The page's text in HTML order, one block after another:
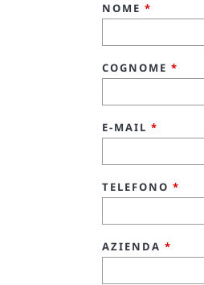
NOME *
COGNOME *
E-MAIL *
TELEFONO *
AZIENDA *